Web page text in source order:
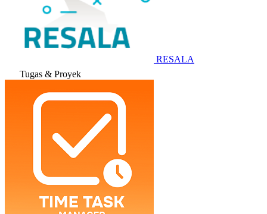
RESALA
Tugas & Proyek